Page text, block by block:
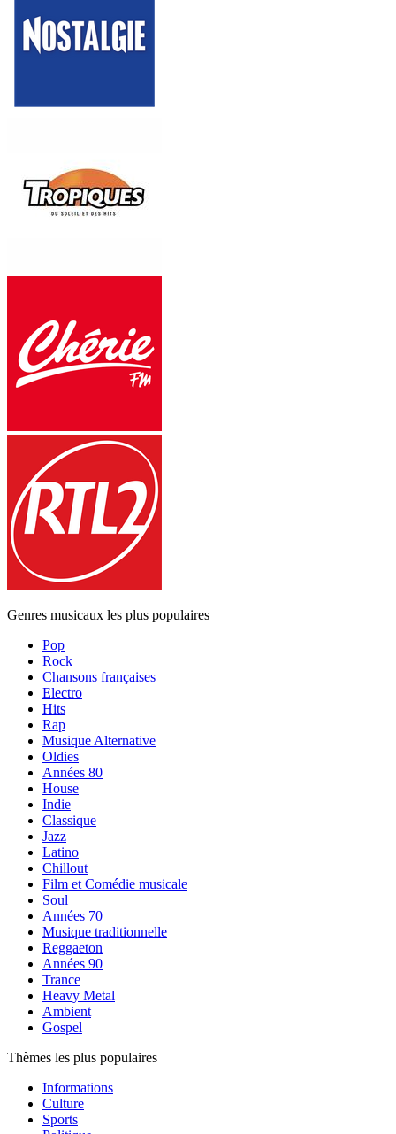
Genres musicaux les plus populaires
Pop
Rock
Chansons françaises
Electro
Hits
Rap
Musique Alternative
Oldies
Années 80
House
Indie
Classique
Jazz
Latino
Chillout
Film et Comédie musicale
Soul
Années 70
Musique traditionnelle
Reggaeton
Années 90
Trance
Heavy Metal
Ambient
Gospel
Thèmes les plus populaires
Informations
Culture
Sports